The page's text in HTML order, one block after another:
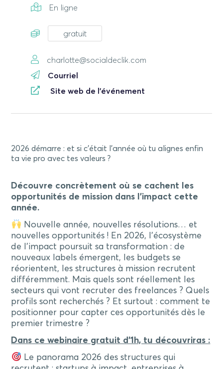
En ligne
gratuit
charlotte@socialdeclik.com
Courriel
Site web de l'événement
2026 démarre : et si c’était l’année où tu alignes enfin
ta vie pro avec tes valeurs ?
Découvre concrètement où se cachent les
opportunités de mission dans l’impact cette
année.
Nouvelle année, nouvelles résolutions… et
nouvelles opportunités ! En 2026, l’écosystème
de l’impact poursuit sa transformation : de
nouveaux labels émergent, les budgets se
réorientent, les structures à mission recrutent
différemment. Mais quels sont réellement les
secteurs qui vont recruter des freelances ? Quels
profils sont recherchés ? Et surtout : comment te
positionner pour capter ces opportunités dès le
premier trimestre ?
Dans ce webinaire gratuit d’1h, tu découvriras :
Le panorama 2026 des structures qui